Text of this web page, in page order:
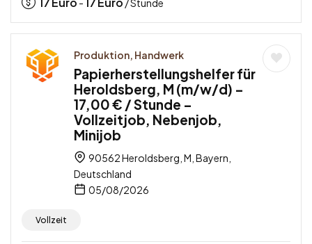
Produktion, Handwerk
Papierherstellungshelfer für
Heroldsberg, M (m/w/d) –
17,00 € / Stunde –
Vollzeitjob, Nebenjob,
Minijob
90562 Heroldsberg, M, Bayern,
Deutschland
05/08/2026
Vollzeit